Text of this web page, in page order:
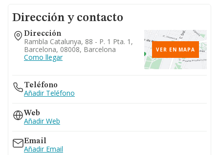
Dirección y contacto
Dirección
Rambla Catalunya, 88 - P. 1 Pta. 1,
Barcelona, 08008, Barcelona
Como llegar
VER EN MAPA
Teléfono
Añadir Teléfono
Web
Añadir Web
Email
Añadir Email